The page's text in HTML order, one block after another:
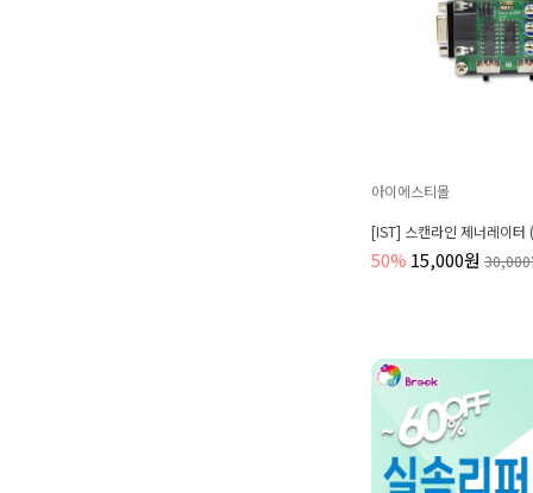
아이에스티몰
[IST] 스캔라인 제너레이터
50% 15,000원 30,000